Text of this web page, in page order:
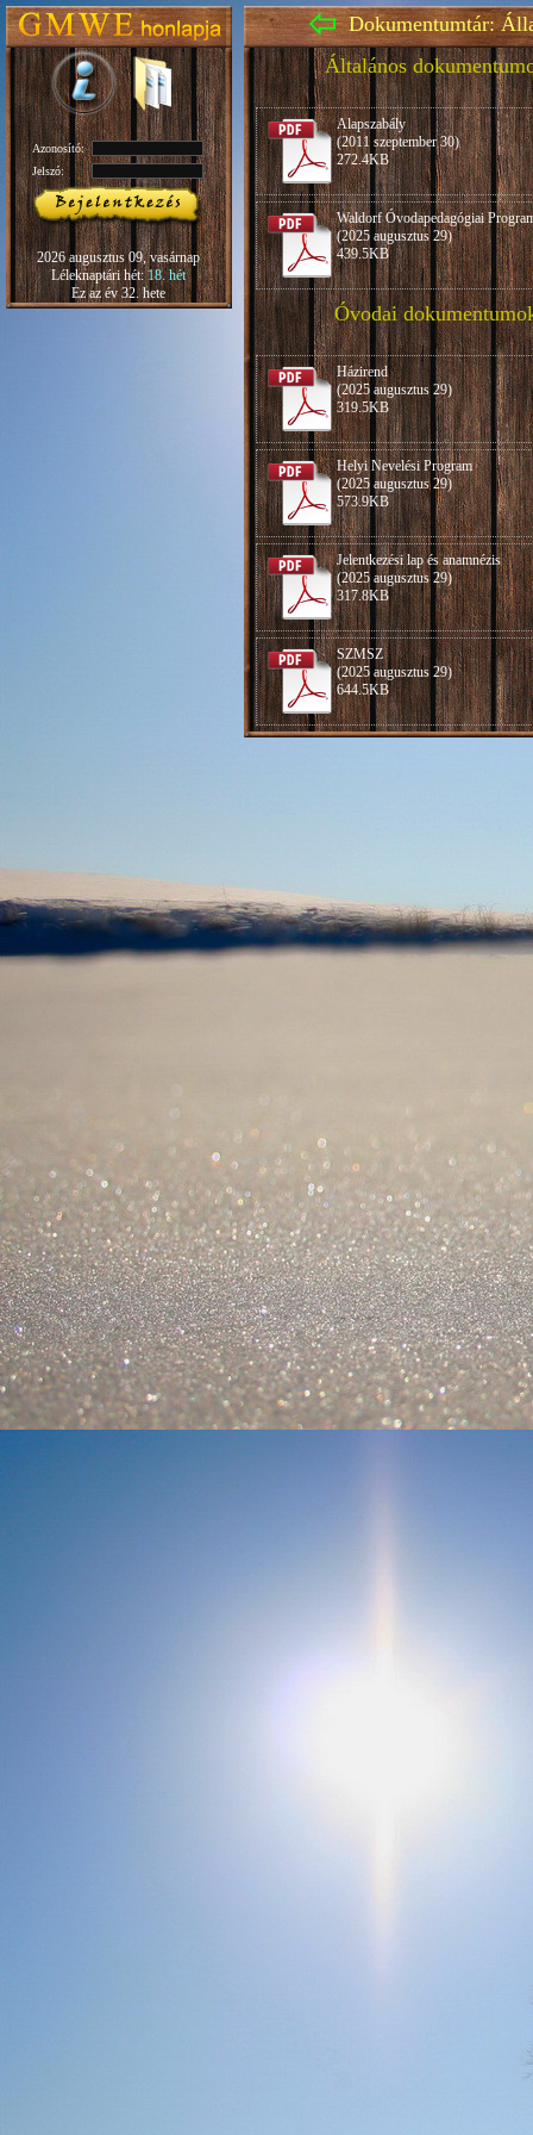
Azonosító:
Jelszó:
2026 augusztus 09, vasárnap
Léleknaptári hét:18. hét
Ez az év 32. hete
Dokumentumtár:
Általános
Alapszabály
(2011 szeptember 30)
272.4KB
Waldorf Óvodapedagógiai
(2025 augusztus 29)
439.5KB
Óvodai
Házirend
(2025 augusztus 29)
319.5KB
Helyi Nevelési Program
(2025 augusztus 29)
573.9KB
Jelentkezési lap és anamnézis
(2025 augusztus 29)
317.8KB
SZMSZ
(2025 augusztus 29)
644.5KB